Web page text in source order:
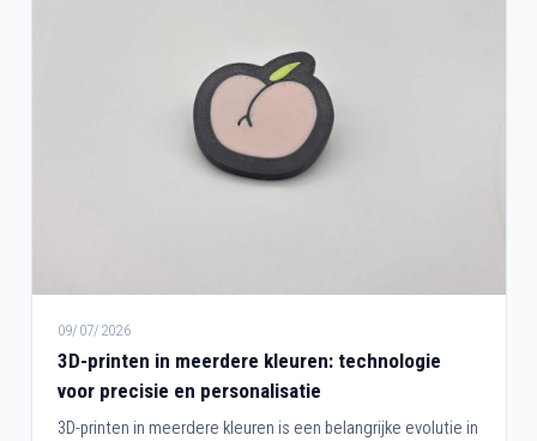
09/07/2026
3D-printen in meerdere kleuren: technologie
voor precisie en personalisatie
3D-printen in meerdere kleuren is een belangrijke evolutie in